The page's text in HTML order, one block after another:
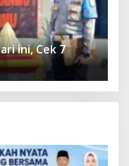
ini, Cek 7